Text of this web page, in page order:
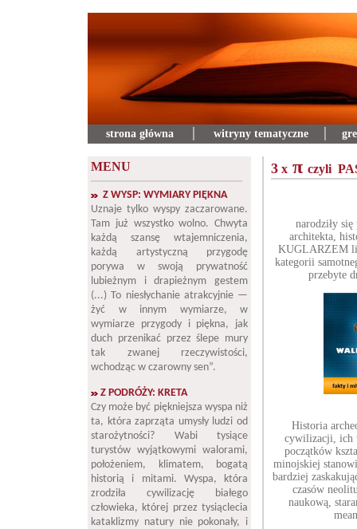
strona główna witryny tematyczne
MENU
Z WYSP: WYMIARY PIĘKNA
Uznaje tylko wyspy zaczarowane.
Tam już wszystko wolno. Chwyta
każdą szansę wtajemniczenia,
każdą artystyczną przygodę
porywa w swoją prywatność
lubieżnym i drapieżnym gestem
(...) To niesłychanie atrakcyjnie —
żyć w innym wymiarze, w
wymiarze przygody i piękna, jak
duch przenikać przez ślepe mury
tak zwanej rzeczywistości,
wchodząc w czarowny sen”.
Z PODRÓŻY: KRETA
Czy może być piękniejsza wyspa niż
ta, która zaprząta umysły ludzi od
starożytności? Wabi tysiące
turystów wyjątkowymi walorami,
położeniem, klimatem, bogatą
historią i mitami. Wyspa, która
zrodziła cywilizację białego
człowieka, której przez tysiąclecia
kataklizmy natury nie pokonały, i
3 x π czyli
narodziły
architekta,
KUGLARZEM
kategorii
przebyte
Historia
cywilizacji, ich
początków
minojskiej
bardziej
czasów
naukową,